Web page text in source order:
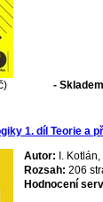
-
1. díl Teorie a
Autor: I.
Rozsah: 206
Hodnocení